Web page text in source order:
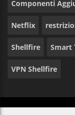
Componenti
Netflix
Shellfire Smart
VPN Shellfire